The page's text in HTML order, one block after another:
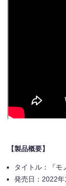
【製品概要】
タイトル：『モ
発売日： 2022年